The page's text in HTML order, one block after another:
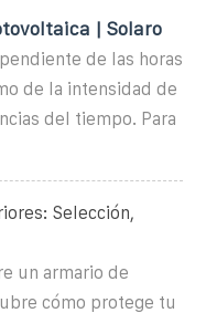
| Solaro
de las horas
de la intensidad de
del tiempo. Para
Selección,
un armario de
cómo protege tu